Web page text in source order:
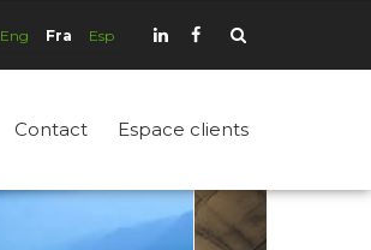
Eng Fra Esp
Contact Espace clients